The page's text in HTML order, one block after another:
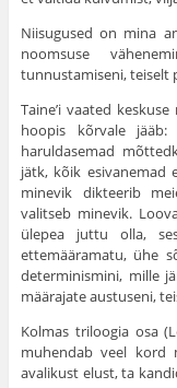
Niisugused on mina
noomsuse
tunnustamiseni, tei­selt
Taine’i vaated
hoopis kõrvale
haruldase­mad
jätk, kõik esi­vanemad
minevik dikteerib
valitseb minevik.
ülepea juttu olla,
ettemääramatu, ühe
determinismini, mille
määrajate austuseni,
Kolmas triloogia osa
muhendab veel kord
avalikust elust, ta